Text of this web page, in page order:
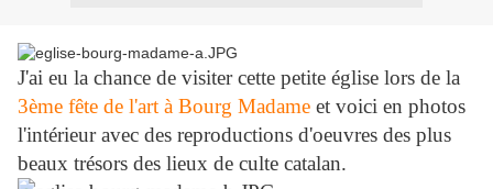
J'ai eu la chance de visiter cette petite église lors de la
3ème fête de l'art à Bourg Madame et voici en photos
l'intérieur avec des reproductions d'oeuvres des plus
beaux trésors des lieux de culte catalan.